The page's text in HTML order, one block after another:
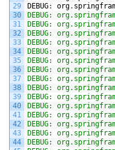
29
30
31
32
33
34
35
36
37
38
39
40
41
42
43
44
DEBUG: org.
DEBUG:
DEBUG:
DEBUG:
DEBUG:
DEBUG:
DEBUG:
DEBUG:
DEBUG:
DEBUG:
DEBUG:
DEBUG:
DEBUG:
DEBUG:
DEBUG:
DEBUG: